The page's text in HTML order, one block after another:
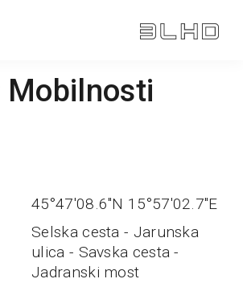
Mobilnosti
45°47'08.6"N 15°57'02.7"E
Selska cesta - Jarunska
ulica - Savska cesta -
Jadranski most